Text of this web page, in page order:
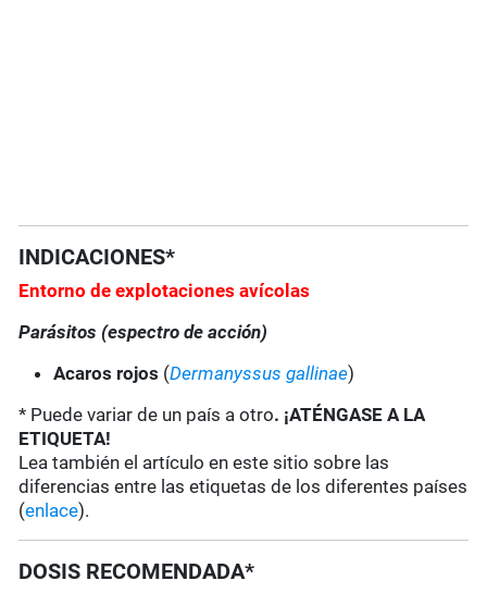
INDICACIONES*
Entorno de explotaciones avícolas
Parásitos (espectro de acción)
Acaros rojos (Dermanyssus gallinae)
* Puede variar de un país a otro. ¡ATÉNGASE A LA
ETIQUETA!
Lea también el artículo en este sitio sobre las
diferencias entre las etiquetas de los diferentes países
(enlace).
DOSIS RECOMENDADA*